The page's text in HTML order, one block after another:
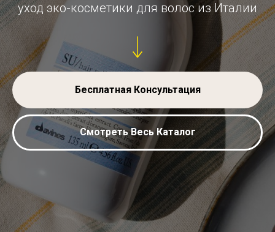
уход эко-косметики для волос из Италии
Бесплатная Консультация
Смотреть Весь Каталог